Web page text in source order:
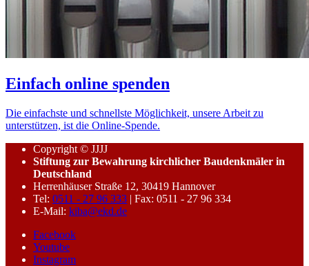
Einfach online spenden
Die einfachste und schnellste Möglichkeit, unsere Arbeit zu
unterstützen, ist die Online-Spende.
Copyright © JJJJ
Stiftung zur Bewahrung kirchlicher Baudenkmäler in
Deutschland
Herrenhäuser Straße 12, 30419 Hannover
Tel: 0511 - 27 96 333 | Fax: 0511 - 27 96 334
E-Mail: kiba@ekd.de
Facebook
Youtube
Instagram